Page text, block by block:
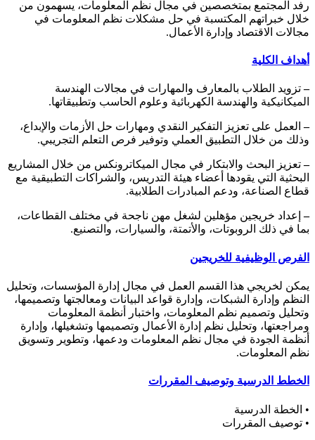
رفد المجتمع بمتخصصين في مجال نظم المعلومات، يسهمون من
خلال خبراتهم المكتسبة في حل مشكلات نظم المعلومات في
مجالات الاقتصاد وإدارة الأعمال.
أهداف الكلية
– تزويد الطلاب بالمعارف والمهارات في مجالات الهندسة
الميكانيكية والهندسة الكهربائية وعلوم الحاسب وتطبيقاتها.
– العمل على تعزيز التفكير النقدي ومهارات حل الأزمات والإبداع،
وذلك من خلال التطبيق العملي وتوفير فرص التعلم التجريبي.
– تعزيز البحث والابتكار في مجال الميكاترونكس من خلال المشاريع
البحثية التي يقودها أعضاء هيئة التدريس، والشراكات التطبيقية مع
قطاع الصناعة، ودعم المبادرات الطلابية.
– إعداد خريجين مؤهلين لشغل مهن ناجحة في مختلف القطاعات،
بما في ذلك الروبوتات، والأتمتة، والسيارات، والتصنيع.
الفرص الوظيفية للخريجين
يمكن لخريجي هذا القسم العمل في مجال إدارة المؤسسات، وتحليل
النظم وإدارة الشبكات، وإدارة قواعد البيانات ومعالجتها وتصميمها،
وتحليل وتصميم نظم المعلومات، واختبار أنظمة المعلومات
ومراجعتها، وتحليل نظم إدارة الأعمال وتصميمها وتشغيلها، وإدارة
أنظمة الجودة في مجال نظم المعلومات ودعمها، وتطوير وتسويق
نظم المعلومات.
الخطط الدرسية وتوصيف المقررات
• الخطة الدرسية
• توصيف المقررات